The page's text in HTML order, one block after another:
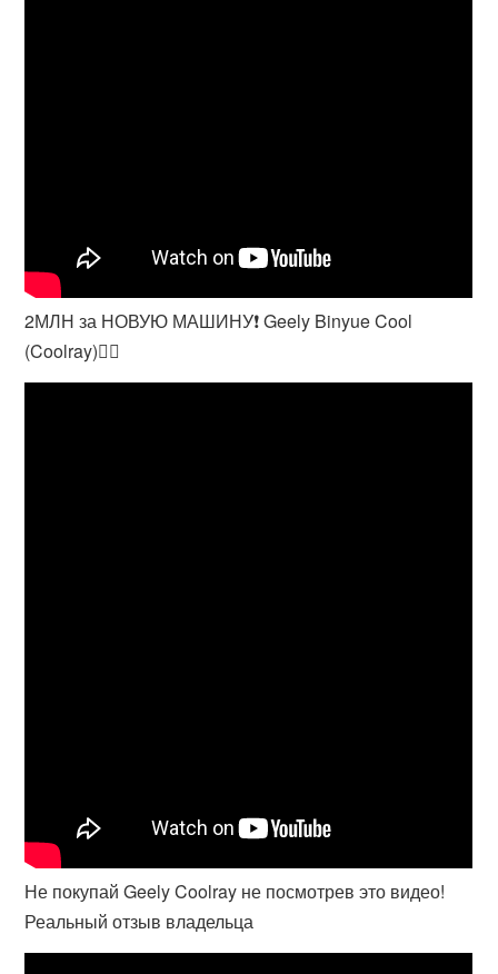
2МЛН за НОВУЮ МАШИНУ❗️ Geely Binyue Cool
(Coolray)👍🏼
Не покупай Geely Coolray не посмотрев это видео!
Реальный отзыв владельца